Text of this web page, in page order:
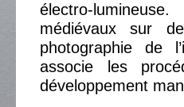
électro-
médiévaux sur
photographie de
associe les
développement